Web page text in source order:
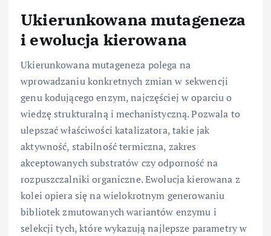
Ukierunkowana mutageneza
i ewolucja kierowana
Ukierunkowana mutageneza polega na
wprowadzaniu konkretnych zmian w sekwencji
genu kodującego enzym, najczęściej w oparciu o
wiedzę strukturalną i mechanistyczną. Pozwala to
ulepszać właściwości katalizatora, takie jak
aktywność, stabilność termiczna, zakres
akceptowanych substratów czy odporność na
rozpuszczalniki organiczne. Ewolucja kierowana z
kolei opiera się na wielokrotnym generowaniu
bibliotek zmutowanych wariantów enzymu i
selekcji tych, które wykazują najlepsze parametry w